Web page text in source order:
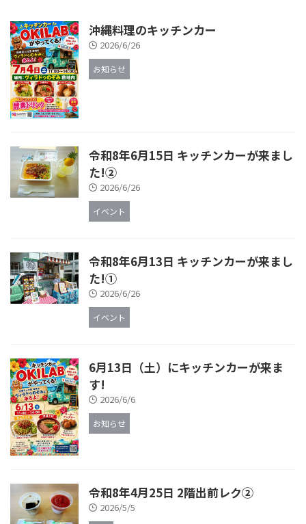
沖縄料理のキッチンカー
2026/6/26
お知らせ
令和8年6月15日 キッチンカーが来まし
た!②
2026/6/26
イベント
令和8年6月13日 キッチンカーが来まし
た!①
2026/6/26
イベント
6月13日（土）にキッチンカーが来ま
す!
2026/6/6
お知らせ
令和8年4月25日 2階出前レク②
2026/5/5